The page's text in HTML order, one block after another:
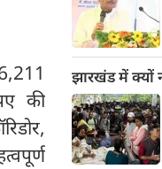
की
झारखंड में क्यों